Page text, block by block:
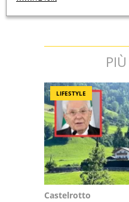
LIFESTYLE
Castelrotto